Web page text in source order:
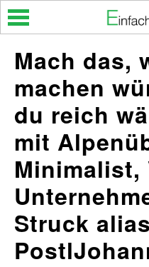
Skip
Mach das,
machen
du reich
mit
Minimalist,
Struck alias